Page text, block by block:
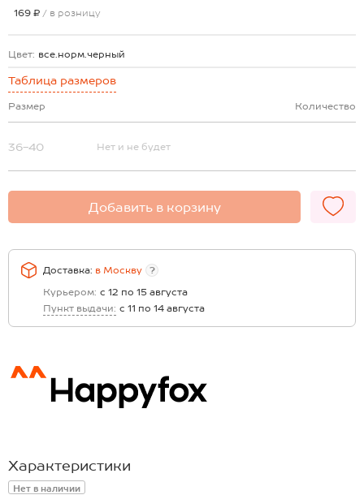
169 ₽ / в розницу
Цвет: все.норм.черный
Таблица размеров
Размер Количество
36-40 Нет и не будет
Добавить в корзину
Доставка: в Москву
?
Курьером: с 12 по 15 августа
Пункт выдачи: с 11 по 14 августа
Характеристики
Нет в наличии